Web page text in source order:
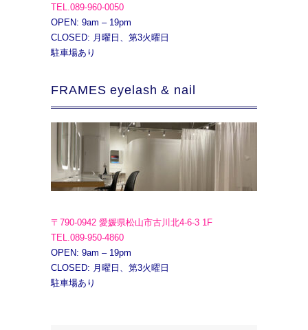
TEL.089-960-0050
OPEN: 9am – 19pm
CLOSED: 月曜日、第3火曜日
駐車場あり
FRAMES eyelash & nail
〒790-0942 愛媛県松山市古川北4-6-3 1F
TEL.089-950-4860
OPEN: 9am – 19pm
CLOSED: 月曜日、第3火曜日
駐車場あり